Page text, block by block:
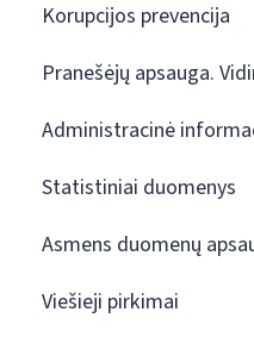
Korupcijos prevencija
Pranešėjų apsauga.
Administracinė
Statistiniai duomenys
Asmens duomenų
Viešieji pirkimai